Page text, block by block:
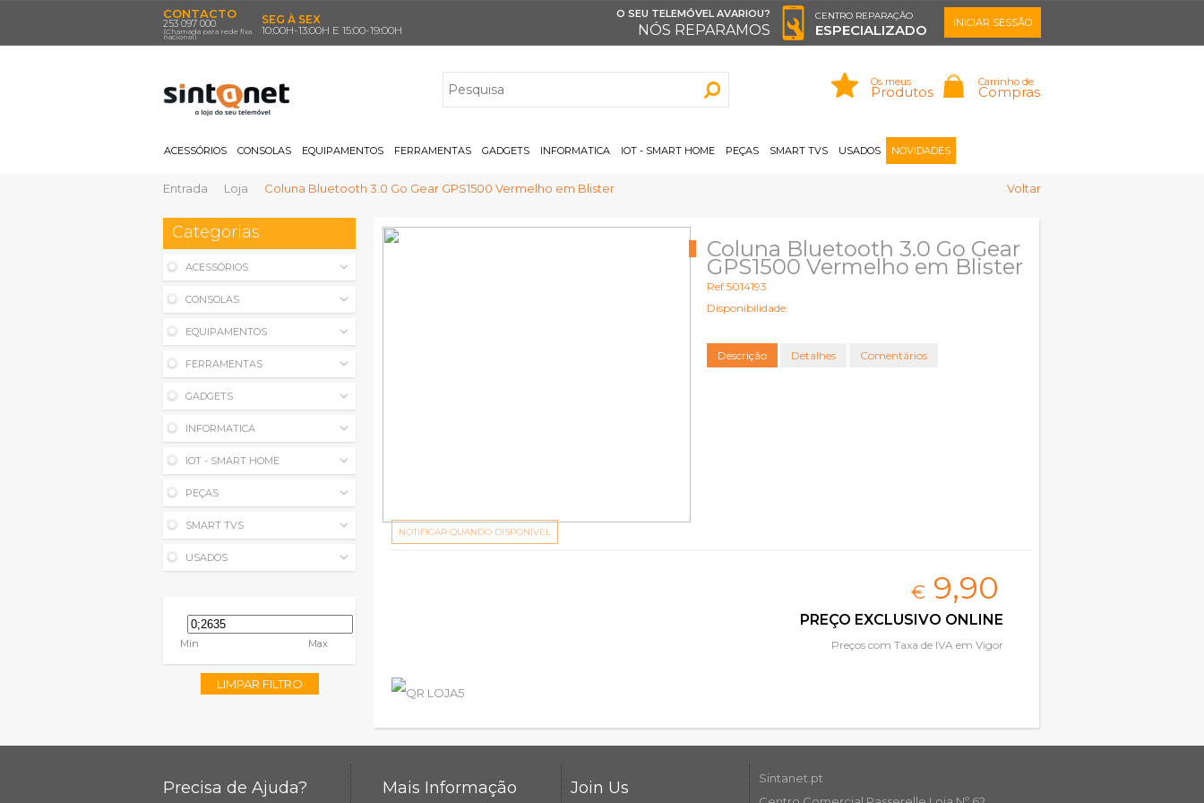
CONTACTO
253 097 000
(Chamada para rede fixa
nacional)
SEG À SEX
10:00H-13:00H E 15:00-19:00H
CENTRO REPARAÇÃO
ESPECIALIZADO
O SEU TELEMÓVEL AVARIOU?
NÓS REPARAMOS
Carrinho de
Compras
Os meus
Produtos
INICIAR SESSÃO
Memorizar
Registar |
ACESSÓRIOS CONSOLAS EQUIPAMENTOS FERRAMENTAS GADGETS INFORMATICA IOT - SMART HOME PEÇAS SMART TVS USADOS NOVIDADES
Entrada Loja Coluna Bluetooth 3.0 Go Gear GPS1500 Vermelho em Blister Voltar
Categorias
ACESSÓRIOS
CONSOLAS
EQUIPAMENTOS
FERRAMENTAS
GADGETS
INFORMATICA
IOT - SMART HOME
PEÇAS
SMART TVS
USADOS
Min Max
LIMPAR FILTRO
Coluna Bluetooth 3.0 Go Gear
GPS1500 Vermelho em Blister
Ref:5014193
Disponibilidade:
Descrição Detalhes Comentários
NOTIFICAR QUANDO DISPONÍVEL
€ 9,90
PREÇO EXCLUSIVO ONLINE
Preços com Taxa de IVA em Vigor
Precisa de Ajuda? Mais Informação Join Us
Sintanet.pt